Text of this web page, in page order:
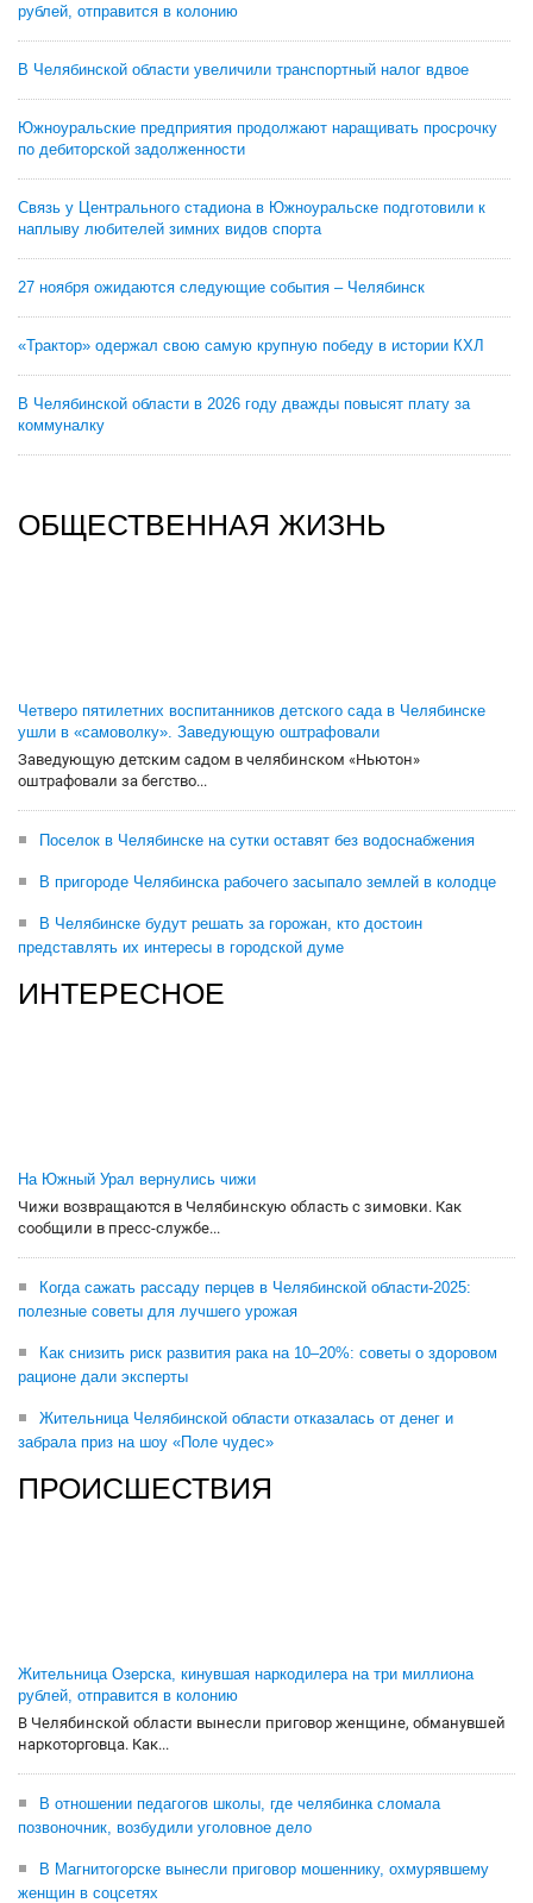
рублей, отправится в колонию
В Челябинской области увеличили транспортный налог вдвое
Южноуральские предприятия продолжают наращивать просрочку
по дебиторской задолженности
Связь у Центрального стадиона в Южноуральске подготовили к
наплыву любителей зимних видов спорта
27 ноября ожидаются следующие события – Челябинск
«Трактор» одержал свою самую крупную победу в истории КХЛ
В Челябинской области в 2026 году дважды повысят плату за
коммуналку
ОБЩЕСТВЕННАЯ ЖИЗНЬ
Четверо пятилетних воспитанников детского сада в Челябинске
ушли в «самоволку». Заведующую оштрафовали
Заведующую детским садом в челябинском «Ньютон»
оштрафовали за бегство...
Поселок в Челябинске на сутки оставят без водоснабжения
В пригороде Челябинска рабочего засыпало землей в колодце
В Челябинске будут решать за горожан, кто достоин
представлять их интересы в городской думе
ИНТЕРЕСНОЕ
На Южный Урал вернулись чижи
Чижи возвращаются в Челябинскую область с зимовки. Как
сообщили в пресс-службе...
Когда сажать рассаду перцев в Челябинской области-2025:
полезные советы для лучшего урожая
Как снизить риск развития рака на 10–20%: советы о здоровом
рационе дали эксперты
Жительница Челябинской области отказалась от денег и
забрала приз на шоу «Поле чудес»
ПРОИСШЕСТВИЯ
Жительница Озерска, кинувшая наркодилера на три миллиона
рублей, отправится в колонию
В Челябинской области вынесли приговор женщине, обманувшей
наркоторговца. Как...
В отношении педагогов школы, где челябинка сломала
позвоночник, возбудили уголовное дело
В Магнитогорске вынесли приговор мошеннику, охмурявшему
женщин в соцсетях